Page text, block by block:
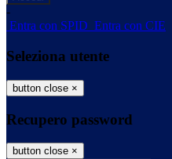
-
Entra con SPID Entra con CIE
Seleziona utente
button close ×
Recupero password
button close ×